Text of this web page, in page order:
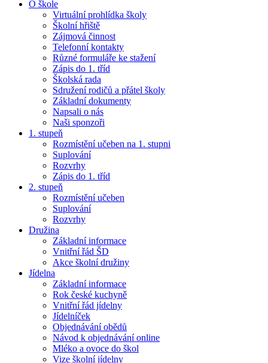
O škole
Virtuální prohlídka školy
Školní hřiště
Zájmová činnost
Telefonní kontakty
Různé formuláře ke stažení
Zápis do 1. tříd
Školská rada
Sdružení rodičů a přátel školy
Základní dokumenty
Napsali o nás
Naši sponzoři
1. stupeň
Rozmístění učeben na 1. stupni
Suplování
Rozvrhy
Zápis do 1. tříd
2. stupeň
Rozmístění učeben
Suplování
Rozvrhy
Družina
Základní informace
Vnitřní řád ŠD
Akce školní družiny
Jídelna
Základní informace
Rok české kuchyně
Vnitřní řád jídelny
Jídelníček
Objednávání obědů
Návod k objednávání online
Mléko a ovoce do škol
Vize školní jídelny